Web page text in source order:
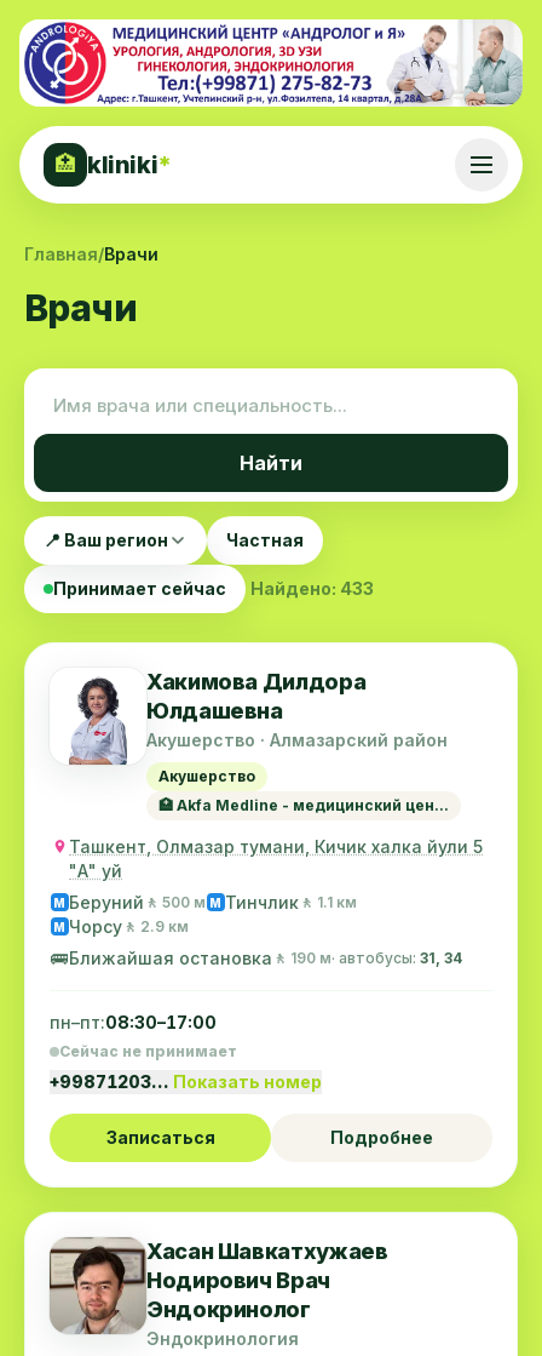
🏥 kliniki*
Главная/Врачи
Врачи
Найти
📍 Ваш регион Частная
Принимает сейчас Найдено: 433
Хакимова Дилдора
Юлдашевна
Акушерство · Алмазарский район
Акушерство
🏥 Akfa Medline - медицинский цен...
Ташкент, Олмазар тумани, Кичик халка йули 5
"А" уй
M Беруний 🚶 500 м M Тинчлик 🚶 1.1 км
M Чорсу 🚶 2.9 км
🚌Ближайшая остановка 🚶 190 м· автобусы: 31, 34
пн–пт:08:30–17:00
Сейчас не принимает
+99871203… Показать номер
Записаться Подробнее
Хасан Шавкатхужаев
Нодирович Врач
Эндокринолог
Эндокринология